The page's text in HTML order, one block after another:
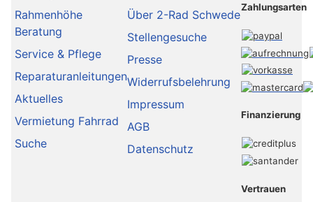
Rahmenhöhe
Beratung
Service & Pflege
Reparaturanleitungen
Aktuelles
Vermietung Fahrrad
Suche
Über 2-Rad Schwede
Stellengesuche
Presse
Widerrufsbelehrung
Impressum
AGB
Datenschutz
Zahlungsarten
Finanzierung
Vertrauen